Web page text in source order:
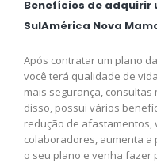
Benefícios de adquirir
SulAmérica Nova
Após contratar um plano
você terá qualidade de
mais segurança,
disso, possui vários
redução de afastamentos,
colaboradores, aumenta
o seu plano e venha fazer